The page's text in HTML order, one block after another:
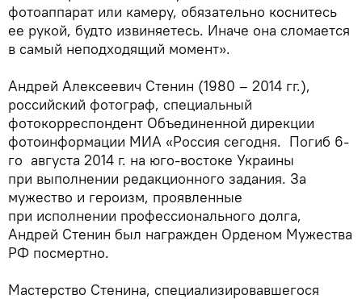
фотоаппарат или камеру, обязательно коснитесь
ее рукой, будто извиняетесь. Иначе она сломается
в самый неподходящий момент».
Андрей Алексеевич Стенин (1980 – 2014 гг.),
российский фотограф, специальный
фотокорреспондент Объединенной дирекции
фотоинформации МИА «Россия сегодня. Погиб 6-
го августа 2014 г. на юго-востоке Украины
при выполнении редакционного задания. За
мужество и героизм, проявленные
при исполнении профессионального долга,
Андрей Стенин был награжден Орденом Мужества
РФ посмертно.
Мастерство Стенина, специализировавшегося